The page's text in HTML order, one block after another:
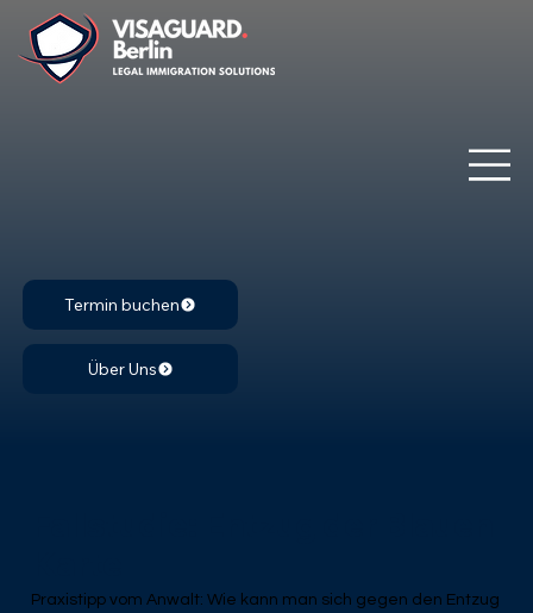
Termin buchen
Über Uns
Praxistipp vom Anwalt: Wie kann man sich gegen den Entzug